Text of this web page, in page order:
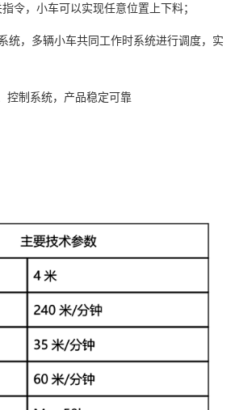
令，小车可以实现任意位置上下料；
统，多辆小车共同工作时系统进行调度，实
控制系统，产品稳定可靠